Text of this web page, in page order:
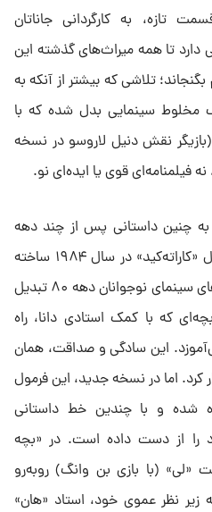
تازه، به کارگردانی جاناتان
تا همه میراث‌های گذشته این
تلاشی که بیشتر از آنکه به
مخلوط سینمایی بدل شده که با
نقش دنیل لاروسو در نسخه
قوی یا ایده‌ای نو.
به چنین داستانی پس از چند دهه
غیرضروری به نظر برسد. فیلم اول «کاراته‌کید» در سال ۱۹۸۴ ساخته
شد و خیلی زود به یکی از نمادهای سینمای نوجوانان دهه ۸۰ تبدیل
که با کمک استادی دانا، راه
این سادگی و صداقت، همان
کرد. اما در نسخه جدید، این فرمول
شده و با چندین خط داستانی
را از دست داده است. در «بچه
«لی» (با بازی بن وانگ) روبه‌رو
نظر عموی خود، استاد «هان»